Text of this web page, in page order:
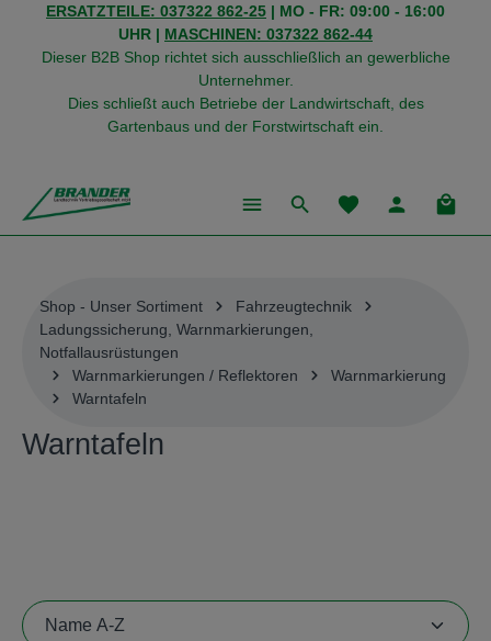
springen
ERSATZTEILE: 037322 862-25 | MO - FR: 09:00 - 16:00
UHR | MASCHINEN: 037322 862-44
Dieser B2B Shop richtet sich ausschließlich an gewerbliche
Unternehmer.
Dies schließt auch Betriebe der Landwirtschaft, des
Gartenbaus und der Forstwirtschaft ein.
Du hast 0
Shop - Unser Sortiment
Fahrzeugtechnik
Ladungssicherung, Warnmarkierungen,
Notfallausrüstungen
Warnmarkierungen / Reflektoren
Warnmarkierung
Warntafeln
Warntafeln